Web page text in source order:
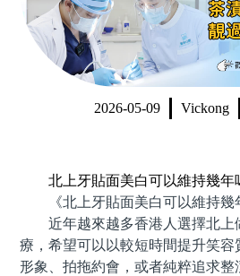
種植牙 dental implant
箍牙 orthodontics
收費標準 change standard
2026-05-09 Vickong
北上牙貼面美白可以維持幾年
《北上牙貼面美白可以維持幾
近年越來越多香港人選擇北上
療，希望可以以較短時間提升笑
形象、拍拖約會，或者純粹追求整